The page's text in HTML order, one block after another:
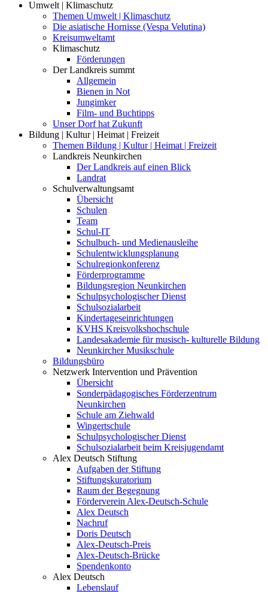
Umwelt | Klimaschutz
Themen Umwelt | Klimaschutz
Die asiatische Hornisse (Vespa Velutina)
Kreisumweltamt
Klimaschutz
Förderungen
Der Landkreis summt
Allgemein
Bienen in Not
Jungimker
Film- und Buchtipps
Unser Dorf hat Zukunft
Bildung | Kultur | Heimat | Freizeit
Themen Bildung | Kultur | Heimat | Freizeit
Landkreis Neunkirchen
Der Landkreis auf einen Blick
Landrat
Schulverwaltungsamt
Übersicht
Schulen
Team
Schul-IT
Schulbuch- und Medienausleihe
Schulentwicklungsplanung
Schulregionkonferenz
Förderprogramme
Bildungsregion Neunkirchen
Schulpsychologischer Dienst
Schulsozialarbeit
Kindertageseinrichtungen
KVHS Kreisvolkshochschule
Landesakademie für musisch- kulturelle Bildung
Neunkircher Musikschule
Bildungsbüro
Netzwerk Intervention und Prävention
Übersicht
Sonderpädagogisches Förderzentrum
Neunkirchen
Schule am Ziehwald
Wingertschule
Schulpsychologischer Dienst
Schulsozialarbeit beim Kreisjugendamt
Alex Deutsch Stiftung
Aufgaben der Stiftung
Stiftungskuratorium
Raum der Begegnung
Förderverein Alex-Deutsch-Schule
Alex Deutsch
Nachruf
Doris Deutsch
Alex-Deutsch-Preis
Alex-Deutsch-Brücke
Spendenkonto
Alex Deutsch
Lebenslauf